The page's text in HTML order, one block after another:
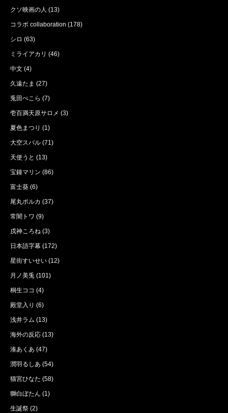
クソ映画の人 (13)
コラボ collaboration (178)
シロ (63)
ミライアカリ (46)
中文 (4)
久遠たま (27)
兎田ぺこら (7)
壱百満天原サロメ (3)
夏色まつり (1)
大空スバル (71)
天使うと (13)
宝鐘マリン (86)
富士葵 (6)
尾丸ポルカ (37)
常闇トワ (9)
戌神ころね (3)
日本語字幕 (172)
星街すいせい (12)
月ノ美兎 (101)
桐生ココ (4)
殿堂入り (6)
浅井ラム (13)
海外の反応 (13)
湊あくあ (47)
潤羽るしあ (54)
猫宮ひなた (58)
獅白ぼたん (1)
生誕祭 (2)